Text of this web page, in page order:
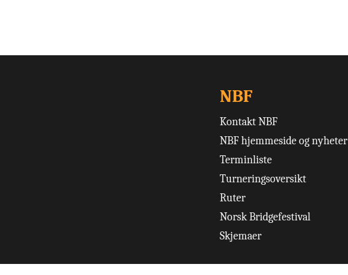
NBF
Kontakt NBF
NBF hjemmeside og nyheter
Terminliste
Turneringsoversikt
Ruter
Norsk Bridgefestival
Skjemaer